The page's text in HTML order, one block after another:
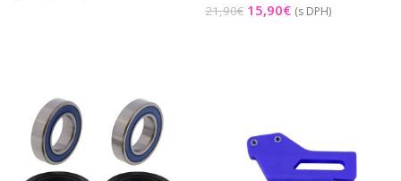
21,90€ 15,90€ (s DPH)